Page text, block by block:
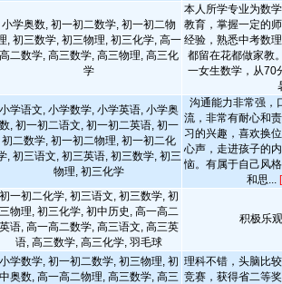
小学奥数, 初一初二数学, 初一初二物
, 初三数学, 初三物理, 初三化学, 高一
高二数学, 高三数学, 高三物理, 高三化
学
本人所学专业为数
教育，掌握一定的
经验，熟悉中考数
都留在花都做家教
一女生数学，从70
小学语文, 小学数学, 小学英语, 小学奥
数, 初一初二语文, 初一初二英语, 初一
初二数学, 初一初二物理, 初一初二化
, 初三语文, 初三英语, 初三数学, 初三
物理, 初三化学
沟通能力非常强，
流，非常有耐心和
习的兴趣，喜欢换
心声，走进孩子的
恼。有属于自己风
和思...
初一初二化学, 初三语文, 初三数学, 初
三物理, 初三化学, 初中历史, 高一高二
英语, 高一高二数学, 高三语文, 高三英
语, 高三数学, 高三化学, 羽毛球
积极乐观
小学数学, 初一初二数学, 初三物理, 初
中奥数, 高一高二物理, 高三数学, 高三
理科不错，头脑比
竞赛，获得省二等